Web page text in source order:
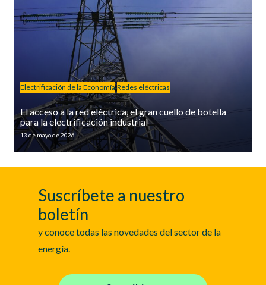
Electrificación de la Economía Redes eléctricas
El acceso a la red eléctrica, el gran cuello de botella
para la electrificación industrial
13 de mayo de 2026
Suscríbete a nuestro
boletín
y conoce todas las novedades del sector de la
energía.